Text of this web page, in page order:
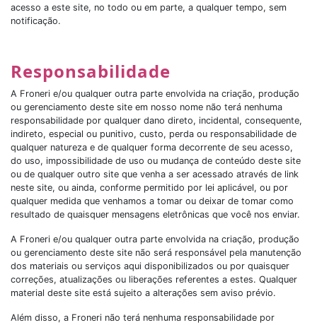
acesso a este site, no todo ou em parte, a qualquer tempo, sem
notificação.
Responsabilidade
A Froneri e/ou qualquer outra parte envolvida na criação, produção
ou gerenciamento deste site em nosso nome não terá nenhuma
responsabilidade por qualquer dano direto, incidental, consequente,
indireto, especial ou punitivo, custo, perda ou responsabilidade de
qualquer natureza e de qualquer forma decorrente de seu acesso,
do uso, impossibilidade de uso ou mudança de conteúdo deste site
ou de qualquer outro site que venha a ser acessado através de link
neste site, ou ainda, conforme permitido por lei aplicável, ou por
qualquer medida que venhamos a tomar ou deixar de tomar como
resultado de quaisquer mensagens eletrônicas que você nos enviar.
A Froneri e/ou qualquer outra parte envolvida na criação, produção
ou gerenciamento deste site não será responsável pela manutenção
dos materiais ou serviços aqui disponibilizados ou por quaisquer
correções, atualizações ou liberações referentes a estes. Qualquer
material deste site está sujeito a alterações sem aviso prévio.
Além disso, a Froneri não terá nenhuma responsabilidade por